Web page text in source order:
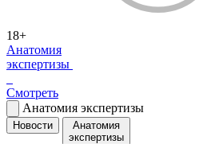
18+
Анатомия
экспертизы
Смотреть
Анатомия экспертизы
Новости
Анатомия
экспертизы